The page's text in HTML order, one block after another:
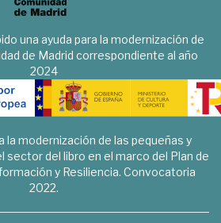
una ayuda para la modernización de
de Madrid correspondiente al año
2024
la modernización de las pequeñas y
sector del libro en el marco del Plan de
y Resiliencia. Convocatoria
2022.